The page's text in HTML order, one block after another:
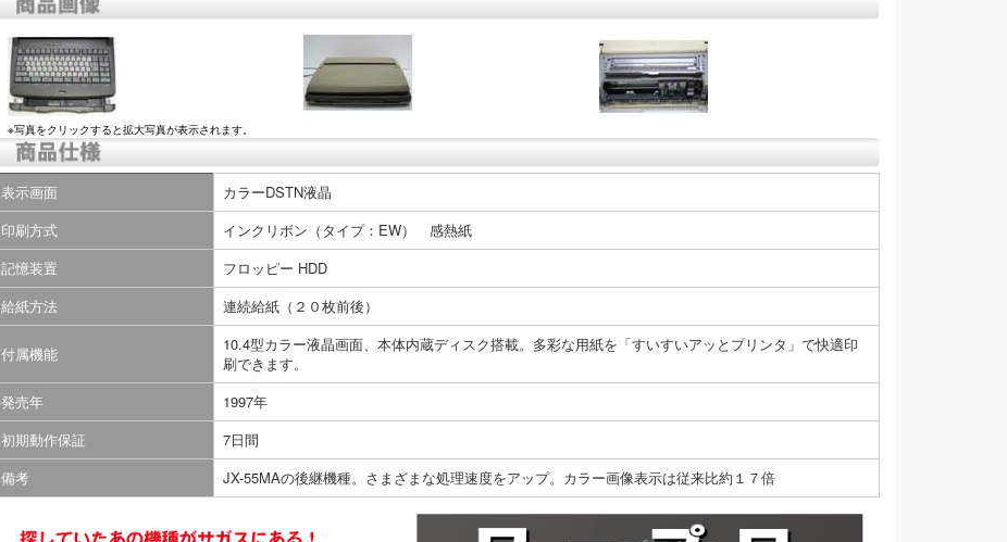
※写真をクリックすると拡大写真が表示されます。
表示画面
カラーDSTN液晶
印刷方式
インクリボン（タイプ：EW） 感熱紙
記憶装置
フロッピー HDD
給紙方法
連続給紙（２０枚前後）
付属機能
10.4型カラー液晶画面、本体内蔵ディスク搭載。多彩な用紙を「すいすいアッとプリンタ」で快適印
刷できます。
発売年
1997年
初期動作保証
7日間
備考
JX-55MAの後継機種。さまざまな処理速度をアップ。カラー画像表示は従来比約１７倍